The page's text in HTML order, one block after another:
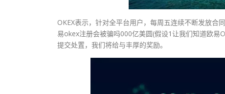
OKEX表示，针对全平台用户，每周五连续不断发放合
易okex注册会被骗吗000亿美圆(假设1让我们知道欧易
提交处置，我们将给与丰厚的奖励。